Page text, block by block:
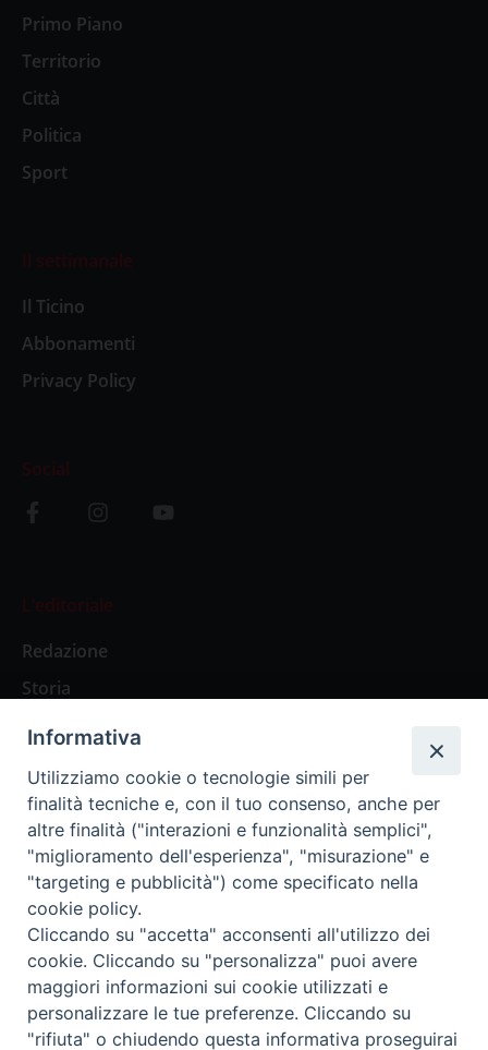
Primo Piano
Territorio
Città
Politica
Sport
Il settimanale
Il Ticino
Abbonamenti
Privacy Policy
Social
L’editoriale
Redazione
Storia
Abbonamenti
Abbonamento Annuale Digitale
Abbonamento Annuale Cartaceo
Abbonamento Singola Copia Digitale
Redazione: Pavia, Piazza Duomo 11 - tel. 0382.24736 -
Informativa
Utilizziamo cookie o tecnologie simili per
finalità tecniche e, con il tuo consenso, anche per
altre finalità ("interazioni e funzionalità semplici",
"miglioramento dell'esperienza", "misurazione" e
"targeting e pubblicità") come specificato nella
cookie policy.
Cliccando su "accetta" acconsenti all'utilizzo dei
cookie. Cliccando su "personalizza" puoi avere
maggiori informazioni sui cookie utilizzati e
personalizzare le tue preferenze. Cliccando su
"rifiuta" o chiudendo questa informativa proseguirai